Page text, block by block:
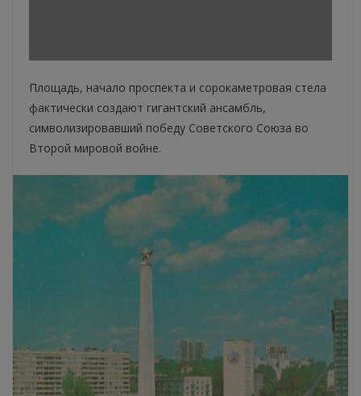
Площадь, начало проспекта и сорокаметровая стела
фактически создают гигантский ансамбль,
символизировавший победу Советского Союза во
Второй мировой войне.